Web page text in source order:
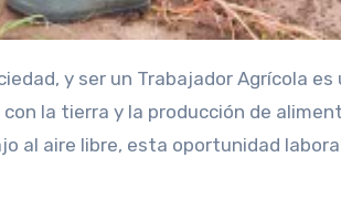
la tierra y la producción de
al aire libre, esta oportunidad